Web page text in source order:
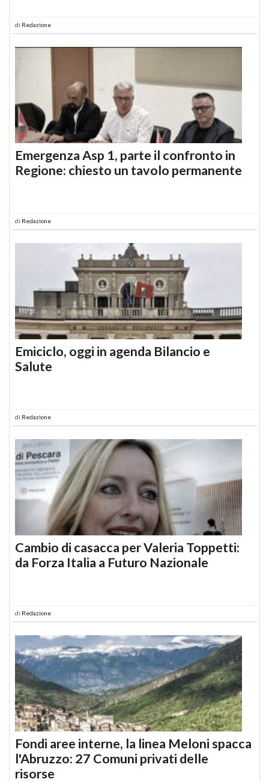
di Redazione
Emergenza Asp 1, parte il confronto in
Regione: chiesto un tavolo permanente
di Redazione
Emiciclo, oggi in agenda Bilancio e
Salute
di Redazione
Cambio di casacca per Valeria Toppetti:
da Forza Italia a Futuro Nazionale
di Redazione
Fondi aree interne, la linea Meloni spacca
l'Abruzzo: 27 Comuni privati delle
risorse